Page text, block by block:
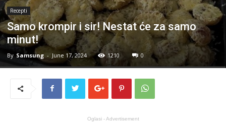
Recepti
Samo krompir i sir! Nestat će za samo
minut!
By Samsung - June 17, 2024 1210 0
Oglasi - Advertisement